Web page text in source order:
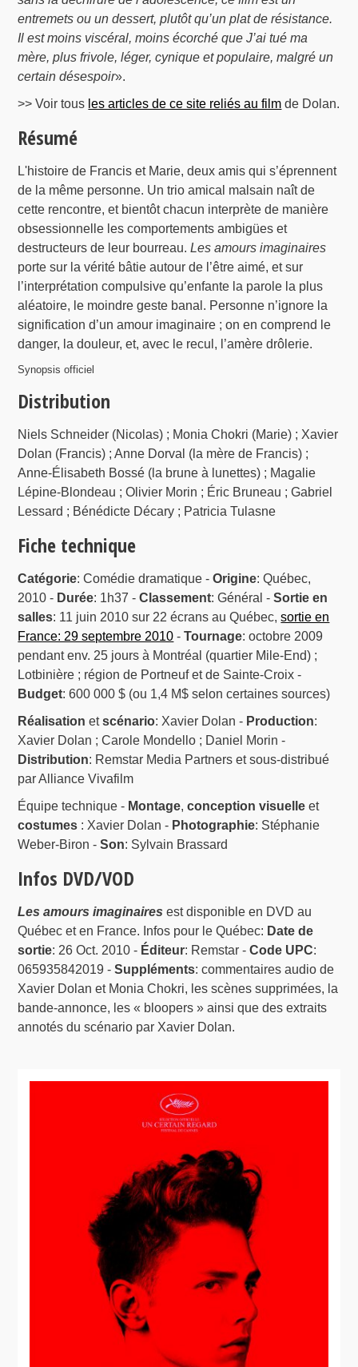
entremets ou un dessert, plutôt qu’un plat de résistance.
Il est moins viscéral, moins écorché que J’ai tué ma
mère, plus frivole, léger, cynique et populaire, malgré un
certain désespoir».
>> Voir tous les articles de ce site reliés au film de Dolan.
Résumé
L'histoire de Francis et Marie, deux amis qui s’éprennent
de la même personne. Un trio amical malsain naît de
cette rencontre, et bientôt chacun interprète de manière
obsessionnelle les comportements ambigües et
destructeurs de leur bourreau.Les amours imaginaires
porte sur la vérité bâtie autour de l’être aimé, et sur
l’interprétation compulsive qu’enfante la parole la plus
aléatoire, le moindre geste banal. Personne n’ignore la
signification d’un amour imaginaire ; on en comprend le
danger, la douleur, et, avec le recul, l’amère drôlerie.
Synopsis officiel
Distribution
Niels Schneider (Nicolas) ; Monia Chokri (Marie) ; Xavier
Dolan (Francis) ; Anne Dorval (la mère de Francis) ;
Anne-Élisabeth Bossé (la brune à lunettes) ; Magalie
Lépine-Blondeau ; Olivier Morin ; Éric Bruneau ; Gabriel
Lessard ; Bénédicte Décary ; Patricia Tulasne
Fiche technique
Catégorie: Comédie dramatique -Origine: Québec,
2010 - Durée: 1h37 -Classement: Général -Sortie en
salles: 11 juin 2010 sur 22 écrans au Québec,sortie en
France: 29 septembre 2010 -Tournage: octobre 2009
pendant env. 25 jours à Montréal (quartier Mile-End) ;
Lotbinière ; région de Portneuf et de Sainte-Croix -
Budget: 600 000 $ (ou 1,4 M$ selon certaines sources)
Réalisation etscénario: Xavier Dolan - Production:
Xavier Dolan ; Carole Mondello ; Daniel Morin -
Distribution: Remstar Media Partners et sous-distribué
par Alliance Vivafilm
Équipe technique - Montage,conception visuelle et
costumes : Xavier Dolan - Photographie: Stéphanie
Weber-Biron -Son: Sylvain Brassard
Infos DVD/VOD
Les amours imaginaires est disponible en DVD au
Québec et en France. Infos pour le Québec: Date de
sortie: 26 Oct. 2010 - Éditeur: Remstar -Code UPC:
065935842019 -Suppléments: commentaires audio de
Xavier Dolan et Monia Chokri, les scènes supprimées, la
bande-annonce, les « bloopers » ainsi que des extraits
annotés du scénario par Xavier Dolan.